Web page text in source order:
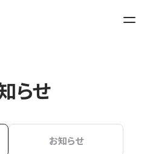
らせ
お知らせ